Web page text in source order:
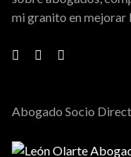
mi granito en mejorar
Abogado Socio